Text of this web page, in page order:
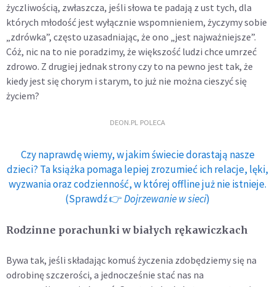
życzliwością, zwłaszcza, jeśli słowa te padają z ust tych, dla
których młodość jest wyłącznie wspomnieniem, życzymy sobie
„zdrówka”, często uzasadniając, że ono „jest najważniejsze”.
Cóż, nic na to nie poradzimy, że większość ludzi chce umrzeć
zdrowo. Z drugiej jednak strony czy to na pewno jest tak, że
kiedy jest się chorym i starym, to już nie można cieszyć się
życiem?
DEON.PL POLECA
Czy naprawdę wiemy, w jakim świecie dorastają nasze
dzieci? Ta książka pomaga lepiej zrozumieć ich relacje, lęki,
wyzwania oraz codzienność, w której offline już nie istnieje.
(Sprawdź 👉Dojrzewanie w sieci)
Rodzinne porachunki w białych rękawiczkach
Bywa tak, jeśli składając komuś życzenia zdobędziemy się na
odrobinę szczerości, a jednocześnie stać nas na